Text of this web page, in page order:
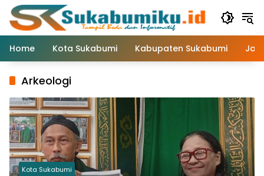
Langsung
konten
Home
Kota Sukabumi Kabupaten Sukabumi
Arkeologi
Kota Sukabumi